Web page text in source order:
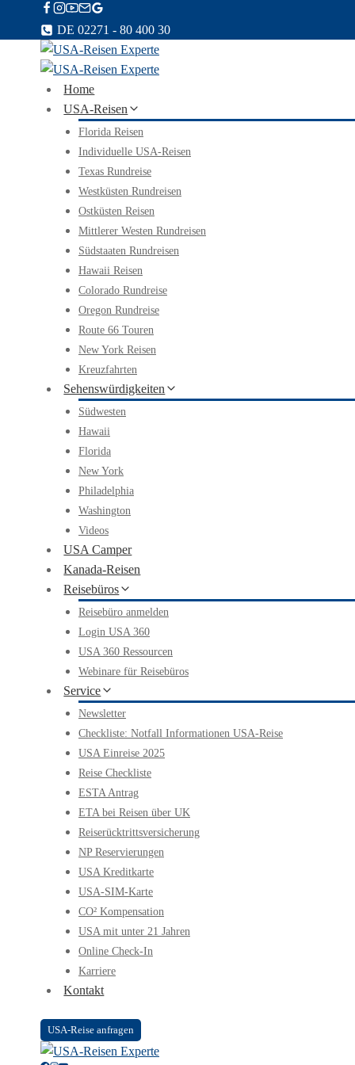
springen
DE 02271 - 80 400 30
Home
USA-Reisen
Florida Reisen
Individuelle USA-Reisen
Texas Rundreise
Westküsten Rundreisen
Ostküsten Reisen
Mittlerer Westen Rundreisen
Südstaaten Rundreisen
Hawaii Reisen
Colorado Rundreise
Oregon Rundreise
Route 66 Touren
New York Reisen
Kreuzfahrten
Sehenswürdigkeiten
Südwesten
Hawaii
Florida
New York
Philadelphia
Washington
Videos
USA Camper
Kanada-Reisen
Reisebüros
Reisebüro anmelden
Login USA 360
USA 360 Ressourcen
Webinare für Reisebüros
Service
Newsletter
Checkliste: Notfall Informationen USA-Reise
USA Einreise 2025
Reise Checkliste
ESTA Antrag
ETA bei Reisen über UK
Reiserücktrittsversicherung
NP Reservierungen
USA Kreditkarte
USA-SIM-Karte
CO² Kompensation
USA mit unter 21 Jahren
Online Check-In
Karriere
Kontakt
USA-Reise anfragen